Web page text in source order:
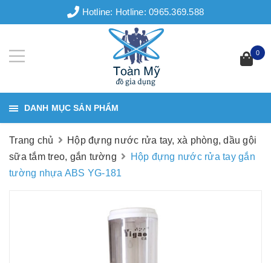
Hotline: Hotline: 0965.369.588
0
DANH MỤC SẢN PHẨM
Trang chủ
Hộp đựng nước rửa tay, xà phòng, dầu gội
sữa tắm treo, gắn tường
Hộp đựng nước rửa tay gắn
tường nhựa ABS YG-181